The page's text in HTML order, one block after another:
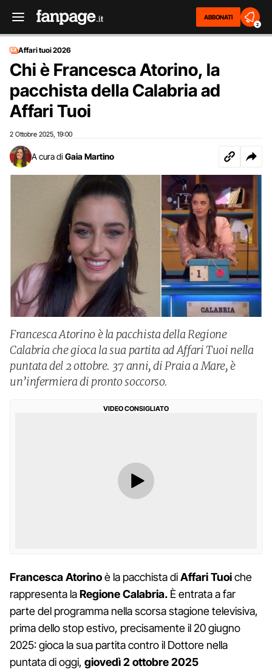
ABBONATI
2
Affari tuoi 2026
Chi è Francesca Atorino, la
pacchista della Calabria ad
Affari Tuoi
2 Ottobre 2025 19:00
A cura di Gaia Martino
Francesca Atorino è la pacchista della Regione
Calabria che gioca la sua partita ad Affari Tuoi nella
puntata del 2 ottobre. 37 anni, di Praia a Mare, è
un’infermiera di pronto soccorso.
VIDEO CONSIGLIATO
Francesca Atorinoè la pacchista diAffari Tuoiche
rappresenta laRegione Calabria. È entrata a far
parte del programma nella scorsa stagione televisiva,
prima dello stop estivo, precisamente il 20 giugno
2025: gioca la sua partita contro il Dottore nella
puntata di oggi, giovedì 2 ottobre 2025